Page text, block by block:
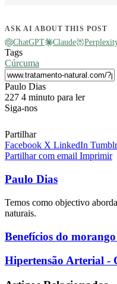
ASK AI ABOUT THIS POST
ChatGPT Claude
Tags
Cúrcuma
Paulo DiasSend
an
227 4 minuto para ler
Siga-nos
Partilhar
Facebook X LinkedIn Tumblr
Partilhar com email Imprimir
Paulo Dias
Temos como objectivo
naturais.
Benefícios
morango
para
Benefícios do
Hipertensão
Arterial
Hipertensão Arterial -